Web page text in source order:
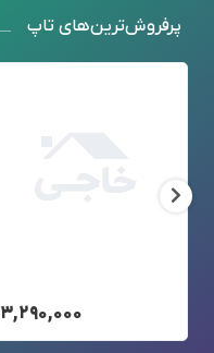
پرفروش‌ترین‌های تاپ
۳,۲۹۰,۰۰۰